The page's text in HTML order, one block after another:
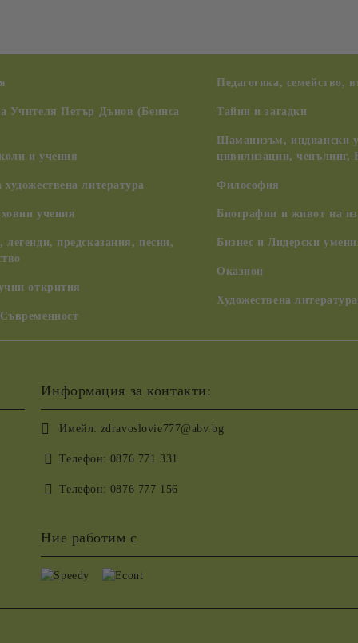
Учителя Петър Дънов (Беинса
и учения
художествена литература
учения
предсказания, песни,
открития
Педагогика, семейство,
Тайни и загадки
Шаманизъм, индиански
цивилизации,
Философия
Биографии и живот на
Бизнес и Лидерски
Оказион
Художествена
Информация за контакти:
Имейл: zdravoslovie777@abv.bg
Телефон: 0876 771 331
Телефон: 0876 777 156
Ние работим с